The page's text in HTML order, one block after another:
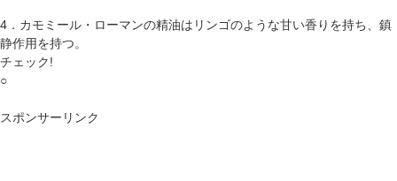
4．カモミール・ローマンの精油はリンゴのような甘い香りを持ち、鎮
静作用を持つ。
チェック!
○
スポンサーリンク